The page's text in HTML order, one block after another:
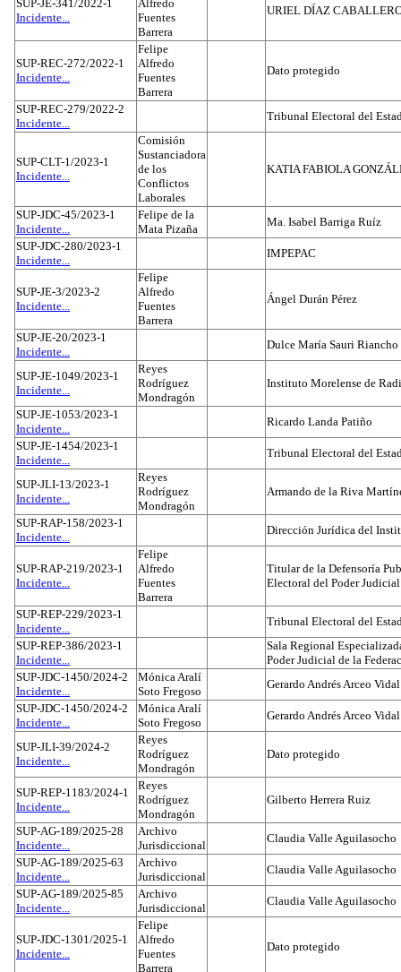
SUP-JE-341/2022-1
Incidente...
Alfredo
Fuentes
Barrera
URIEL DÍAZ
SUP-REC-272/2022-1
Incidente...
Felipe
Alfredo
Fuentes
Barrera
Dato protegido
SUP-REC-279/2022-2
Incidente...
Tribunal Electoral del
SUP-CLT-1/2023-1
Incidente...
Comisión
Sustanciadora
de los
Conflictos
Laborales
KATIA FABIOLA
SUP-JDC-45/2023-1
Incidente...
Felipe de la
Mata Pizaña
Ma. Isabel Barriga Ruíz
SUP-JDC-280/2023-1
Incidente...
IMPEPAC
SUP-JE-3/2023-2
Incidente...
Felipe
Alfredo
Fuentes
Barrera
Ángel Durán Pérez
SUP-JE-20/2023-1
Incidente...
Dulce María Sauri
SUP-JE-1049/2023-1
Incidente...
Reyes
Rodríguez
Mondragón
Instituto Morelense de
SUP-JE-1053/2023-1
Incidente...
Ricardo Landa Patiño
SUP-JE-1454/2023-1
Incidente...
Tribunal Electoral del
SUP-JLI-13/2023-1
Incidente...
Reyes
Rodríguez
Mondragón
Armando de la Riva
SUP-RAP-158/2023-1
Incidente...
Dirección Jurídica del
SUP-RAP-219/2023-1
Incidente...
Felipe
Alfredo
Fuentes
Barrera
Titular de la Defensoría
Electoral del Poder
SUP-REP-229/2023-1
Incidente...
Tribunal Electoral del
SUP-REP-386/2023-1
Incidente...
Sala Regional
Poder Judicial de la
SUP-JDC-1450/2024-2
Incidente...
Mónica Aralí
Soto Fregoso
Gerardo Andrés Arceo Vidal
SUP-JDC-1450/2024-2
Incidente...
Mónica Aralí
Soto Fregoso
Gerardo Andrés Arceo Vidal
SUP-JLI-39/2024-2
Incidente...
Reyes
Rodríguez
Mondragón
Dato protegido
SUP-REP-1183/2024-1
Incidente...
Reyes
Rodríguez
Mondragón
Gilberto Herrera Ruiz
SUP-AG-189/2025-28
Incidente...
Archivo
Jurisdiccional
Claudia Valle Aguilasocho
SUP-AG-189/2025-63
Incidente...
Archivo
Jurisdiccional
Claudia Valle Aguilasocho
SUP-AG-189/2025-85
Incidente...
Archivo
Jurisdiccional
Claudia Valle Aguilasocho
SUP-JDC-1301/2025-1
Incidente...
Felipe
Alfredo
Fuentes
Barrera
Dato protegido